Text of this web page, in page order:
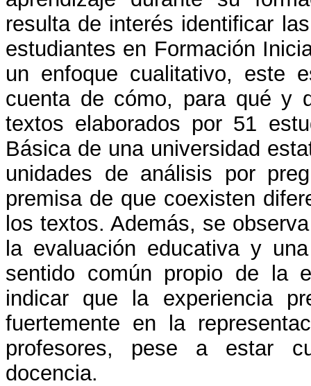
resulta de interés identificar
estudiantes en Formación
un enfoque cualitativo, este
cuenta de cómo, para qué y
textos elaborados por 51
Básica de una universidad
unidades de análisis por
premisa de que coexisten
los textos. Además, se
la evaluación educativa y
sentido común propio de la
indicar que la experiencia
fuertemente en la
profesores, pese a estar
docencia.